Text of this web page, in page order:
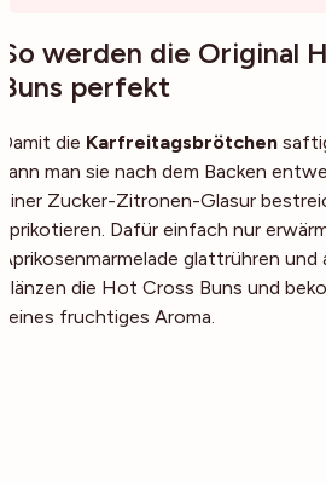
So werden die Original
Buns perfekt
Damit die Karfreitagsbrötchen
kann man sie nach dem Backen
einer Zucker-Zitronen-Glasur
aprikotieren. Dafür einfach nur
Aprikosenmarmelade glattrühren und
glänzen die Hot Cross Buns und
feines fruchtiges Aroma.